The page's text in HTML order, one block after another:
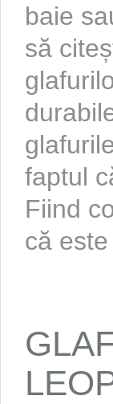
baie
să
faptul
Fiind
că